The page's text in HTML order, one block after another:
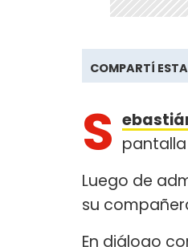
COMPARTÍ
S
Luego de
su
En diálogo